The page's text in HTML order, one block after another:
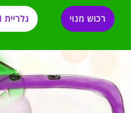
רכוש מנוי גלריית AI